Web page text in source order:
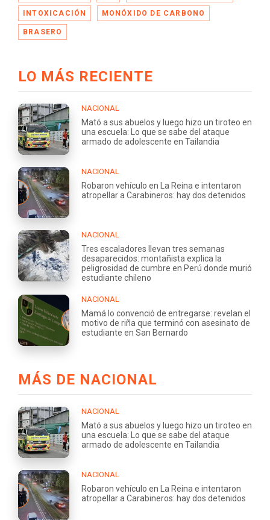
INTOXICACIÓN MONÓXIDO DE CARBONO
BRASERO
LO MÁS RECIENTE
NACIONAL
Mató a sus abuelos y luego hizo un tiroteo en
una escuela: Lo que se sabe del ataque
armado de adolescente en Tailandia
NACIONAL
Robaron vehículo en La Reina e intentaron
atropellar a Carabineros: hay dos detenidos
NACIONAL
Tres escaladores llevan tres semanas
desaparecidos: montañista explica la
peligrosidad de cumbre en Perú donde murió
estudiante chileno
NACIONAL
Mamá lo convenció de entregarse: revelan el
motivo de riña que terminó con asesinato de
estudiante en San Bernardo
MÁS DE NACIONAL
NACIONAL
Mató a sus abuelos y luego hizo un tiroteo en
una escuela: Lo que se sabe del ataque
armado de adolescente en Tailandia
NACIONAL
Robaron vehículo en La Reina e intentaron
atropellar a Carabineros: hay dos detenidos